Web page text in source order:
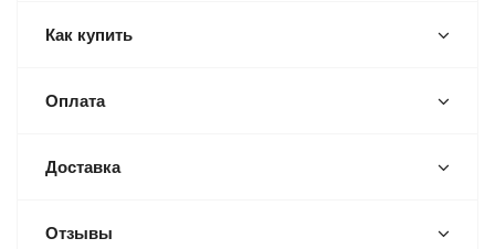
Как купить
Оплата
Доставка
Отзывы